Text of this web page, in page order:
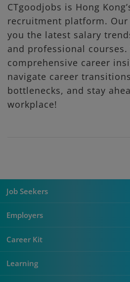
CTgoodjobs is Hong
recruitment platform.
you the latest salary
and professional courses.
comprehensive career
navigate career
bottlenecks, and stay
workplace!
Job Seekers
Employers
Career Kit
Learning